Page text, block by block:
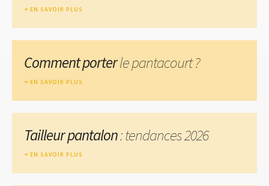
EN SAVOIR PLUS
Comment porterle pantacourt ?
EN SAVOIR PLUS
Tailleur pantalon: tendances 2026
EN SAVOIR PLUS